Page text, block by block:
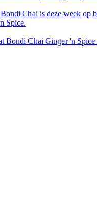
Bondi Chai is deze week op
Spice.
Bondi Chai Ginger 'n